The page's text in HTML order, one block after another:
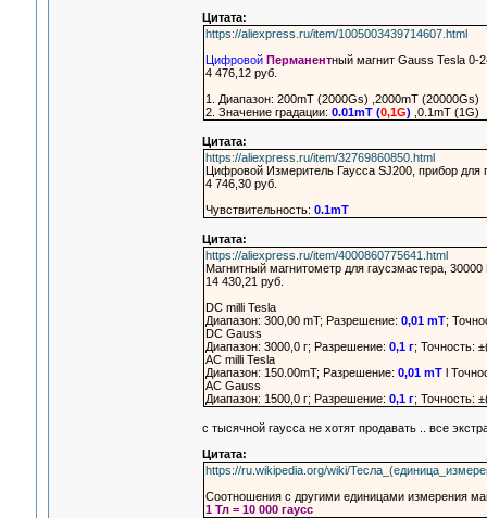
Цитата:
https://aliexpress.ru/item/1005003439714607.html
Цифровой Перманентный магнит Gauss Tesla 0-
4 476,12 руб.
1. Диапазон: 200mT (2000Gs) ,2000mT (20000Gs)
2. Значение градации: 0.01mT (0,1G) ,0.1mT (1G)
Цитата:
https://aliexpress.ru/item/32769860850.html
Цифровой Измеритель Гаусса SJ200, прибор для
4 746,30 руб.
Чувствительность: 0.1mT
Цитата:
https://aliexpress.ru/item/4000860775641.html
Магнитный магнитометр для гаусзмастера,
14 430,21 руб.
DC milli Tesla
Диапазон: 300,00 mT; Разрешение: 0,01 mT;
DC Gauss
Диапазон: 3000,0 г; Разрешение: 0,1 г; Точность:
AC milli Tesla
Диапазон: 150.00mT; Разрешение: 0,01 mTl
AC Gauss
Диапазон: 1500,0 г; Разрешение: 0,1 г; Точность:
с тысячной гаусса не хотят продавать .. все
Цитата:
https://ru.wikipedia.org/wiki/
Соотношения с другими единицами измерения
1 Тл = 10 000 гаусс